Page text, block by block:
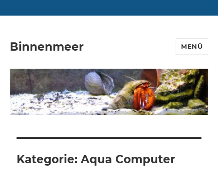
Binnenmeer MENÜ
Kategorie:Aqua Computer